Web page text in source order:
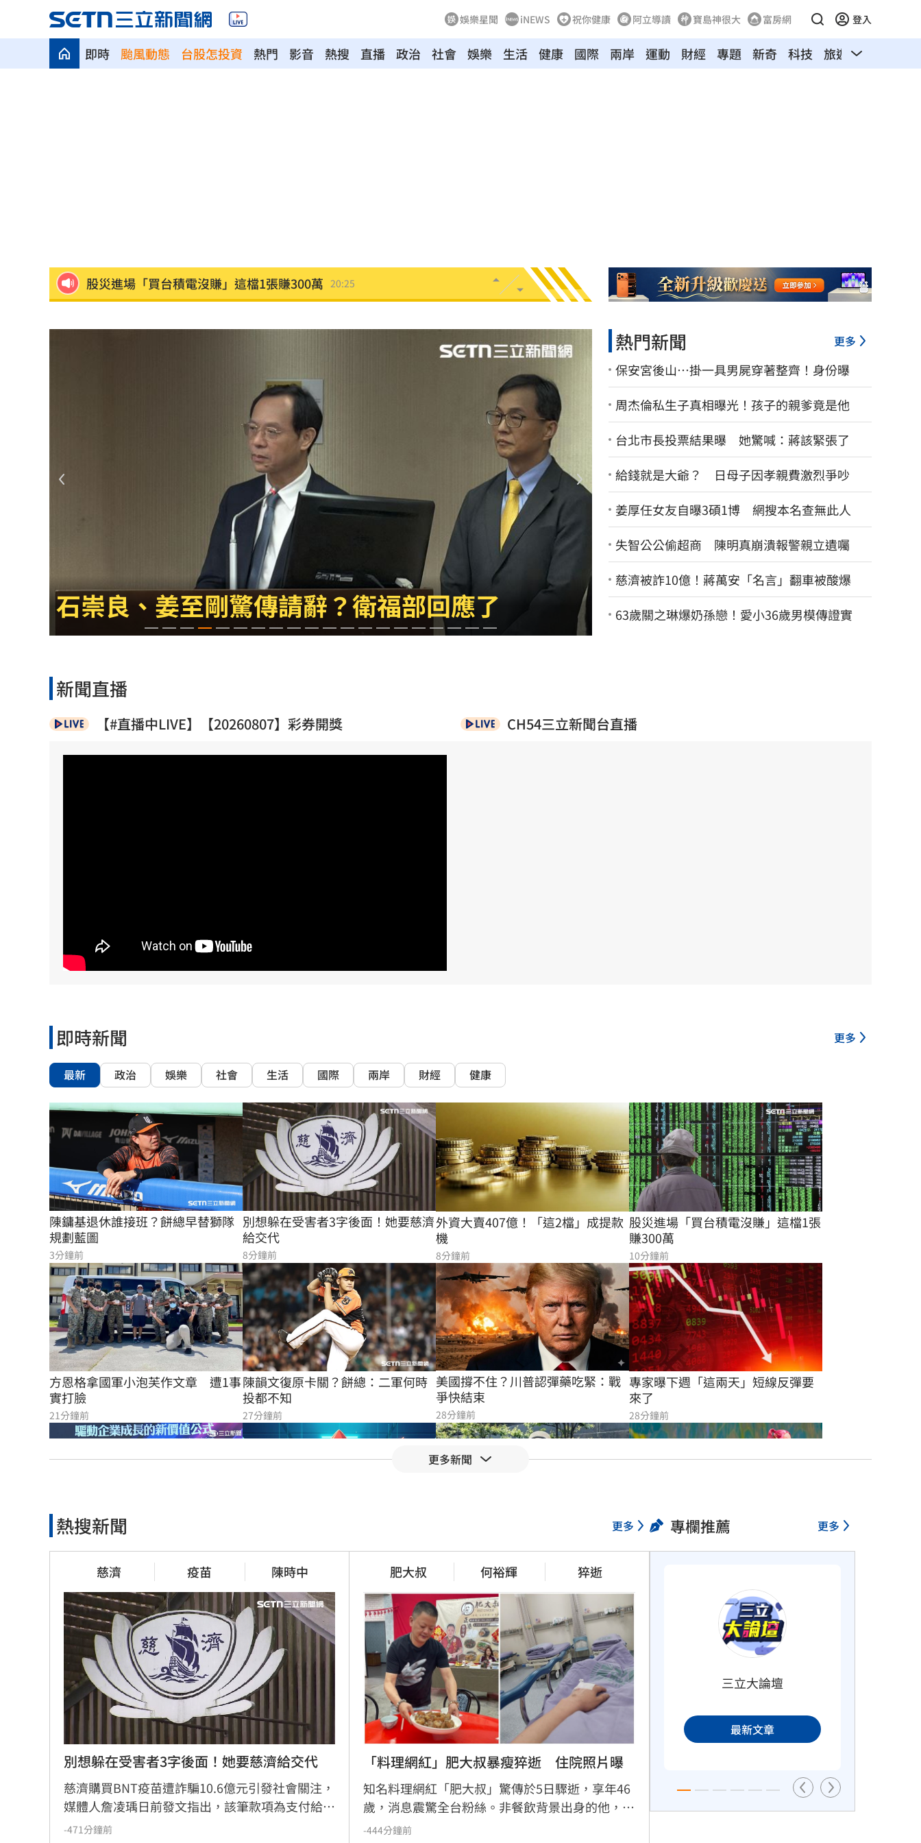
娛樂星聞 iNEWS 祝你健康 阿立導讀 寶島神很大 富房網 登入
即時 颱風動態 台股怎投資 熱門 影音 熱搜 直播 政治 社會 娛樂 生活 健康 國際 兩岸 運動 財經 專題 新奇 科技 旅遊 汽車
股災進場「買台積電沒賺」這檔1張賺300萬 20:25
方恩格拿國軍小泡芙作文章 遭1事實打臉 20:14
陳韻文復原卡關？餅總：二軍何時投都不知 20:08
專家曝下週「這兩天」短線反彈要來了 20:07
台新新光金控淨零論壇 專家分享永續治理 20:00
「料理網紅」肥大叔暴瘦猝逝 住院照片曝
不副署藍白未來帳戶條例？行政院回應了 19:54
群聯7月營收刷新紀錄！1物出貨暴增4500%
遭小38歲前任討2400萬 75歲影后強硬反擊
肥大叔猝逝 廚房2事恐害罹癌風險增近2倍 19:45
《KPOP獵魔女團》團隊將訪台 曝爆紅秘辛 19:42
波若威獲百倍「本夢比」 專家揭都市傳說
桃園85歲老婦遭尪殺害　右半臉全爛 白海豚颱風影響時間增加　
熱門新聞 更多
保安宮後山…掛一具男屍穿著整齊！身份曝
周杰倫私生子真相曝光！孩子的親爹竟是他
台北市長投票結果曝 她驚喊：蔣該緊張了
給錢就是大爺？ 日母子因孝親費激烈爭吵
姜厚任女友自曝3碩1博 網搜本名查無此人
失智公公偷超商 陳明真崩潰報警親立遺囑
慈濟被詐10億！蔣萬安「名言」翻車被酸爆
63歲關之琳爆奶孫戀！愛小36歲男模傳證實
新聞直播
【#直播中LIVE】【20260807】彩券開獎 CH54三立新聞台直播
即時新聞 更多
最新 政治 娛樂 社會 生活 國際 兩岸 財經 健康
陳鏞基退休誰接班？餅總早替獅隊
規劃藍圖
3分鐘前
別想躲在受害者3字後面！她要慈濟
給交代
8分鐘前
外資大賣407億！「這2檔」成提款
機
8分鐘前
股災進場「買台積電沒賺」這檔1張
賺300萬
10分鐘前
方恩格拿國軍小泡芙作文章　遭1事
實打臉
21分鐘前
陳韻文復原卡關？餅總：二軍何時
投都不知
27分鐘前
美國撐不住？川普認彈藥吃緊：戰
爭快結束
28分鐘前
專家曝下週「這兩天」短線反彈要
來了
28分鐘前
台新新光金控淨零論壇 專家分享永 增4500%
44分鐘前
強硬反擊
爆紅秘辛
波若威獲百倍「本夢比」　專家揭
57分鐘前
美國出手封殺中國機器人！北市曾
高調引進
1小時前
初來富邦最熟張育成　瑪帝斯：打
電玩用過
1小時前
車站、農場廁所裝針孔　台鐵司機
1小時前
更多新聞
熱搜新聞 更多
慈濟 疫苗 陳時中
別想躲在受害者3字後面！她要慈濟給交代
慈濟購買BNT疫苗遭詐騙10.6億元引發社會關注，
媒體人詹凌瑀日前發文指出，該筆款項為支付給掮
客的「委任顧問費」，並質疑決策過程與責任歸
-471分鐘前
肥大叔 何裕輝 猝逝
「料理網紅」肥大叔暴瘦猝逝　住院照片曝
知名料理網紅「肥大叔」驚傳於5日驟逝，享年46
歲，消息震驚全台粉絲。非餐飲背景出身的他，憑
藉親切教學與拚勁，將直播事業經營得有聲有色，
-444分鐘前
專欄推薦 更多
三立大論壇
最新文章